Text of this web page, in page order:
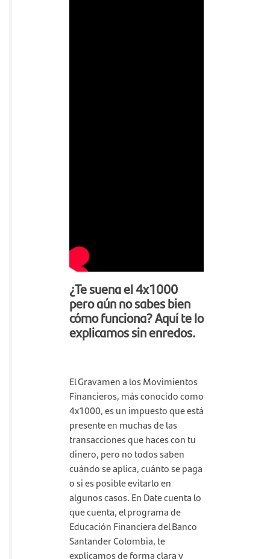
¿Te suena el 4x1000
pero aún no sabes bien
cómo funciona? Aquí te lo
explicamos sin enredos.
El Gravamen a los Movimientos
Financieros, más conocido como
4x1000, es un impuesto que está
presente en muchas de las
transacciones que haces con tu
dinero, pero no todos saben
cuándo se aplica, cuánto se paga
o si es posible evitarlo en
algunos casos. En Date cuenta lo
que cuenta, el programa de
Educación Financiera del Banco
Santander Colombia, te
explicamos de forma clara y